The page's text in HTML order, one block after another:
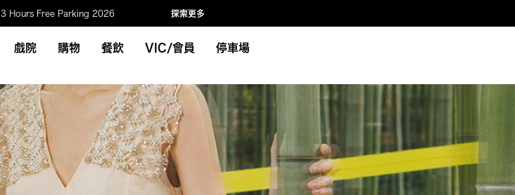
3 Hours Free Parking 2026 探索更多
戲院 購物 餐飲 VIC/會員 停車場